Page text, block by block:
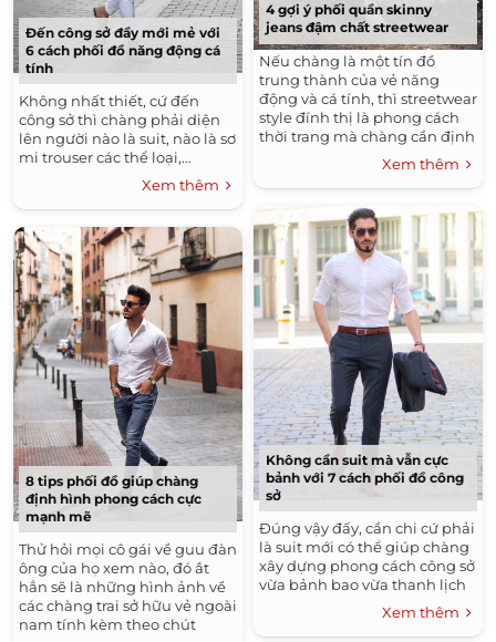
Đến công sở đầy mới mẻ với
6 cách phối đồ năng động cá
tính
Không nhất thiết, cứ đến
công sở thì chàng phải diện
lên người nào là suit, nào là sơ
mi trouser các thể loại,…
Xem thêm
8 tips phối đồ giúp chàng
định hình phong cách cực
mạnh mẽ
Thử hỏi mọi cô gái về guu đàn
ông của họ xem nào, đó ắt
hẳn sẽ là những hình ảnh về
các chàng trai sở hữu vẻ ngoài
nam tính kèm theo chút
4 gợi ý phối quần skinny
jeans đậm chất streetwear
Nếu chàng là một tín đồ
trung thành của vẻ năng
động và cá tính, thì streetwear
style đính thị là phong cách
thời trang mà chàng cần định
hình cho vẻ ngoài của mình.
Xem thêm
Không cần suit mà vẫn cực
bảnh với 7 cách phối đồ công
sở
Đúng vậy đấy, cần chi cứ phải
là suit mới có thể giúp chàng
xây dựng phong cách công sở
vừa bảnh bao vừa thanh lịch
Xem thêm